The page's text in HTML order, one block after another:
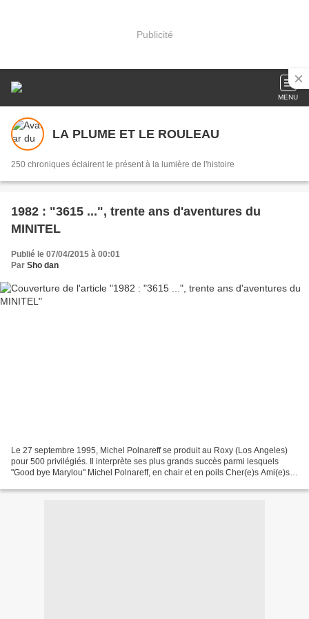
Publicité
MENU
LA PLUME ET LE ROULEAU
250 chroniques éclairent le présent à la lumière de l'histoire
1982 : "3615 ...", trente ans d'aventures du
MINITEL
Publié le 07/04/2015 à 00:01
Par Sho dan
Le 27 septembre 1995, Michel Polnareff se produit au Roxy (Los Angeles)
pour 500 privilégiés. Il interprète ses plus grands succès parmi lesquels
"Good bye Marylou" Michel Polnareff, en chair et en poils Cher(e)s Ami(e)s